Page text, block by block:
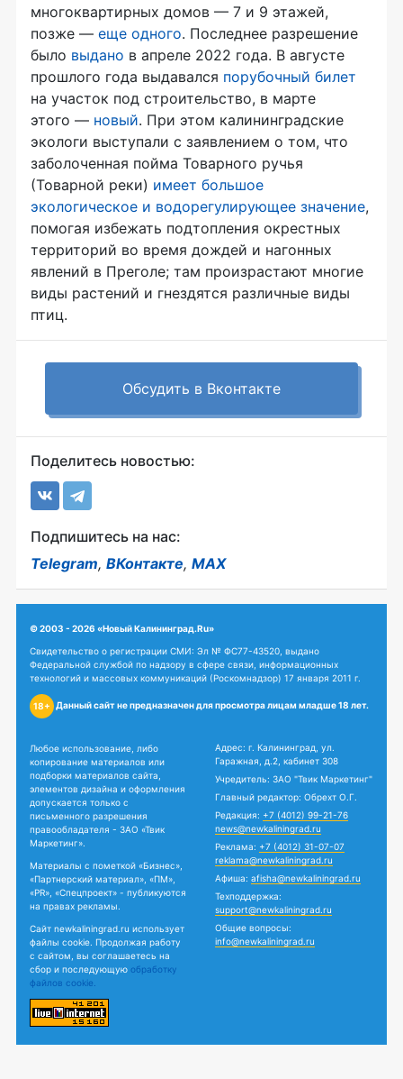
многоквартирных домов — 7 и 9 этажей,
позже — еще одного. Последнее разрешение
было выдано в апреле 2022 года. В августе
прошлого года выдавался порубочный билет
на участок под строительство, в марте
этого — новый. При этом калининградские
экологи выступали с заявлением о том, что
заболоченная пойма Товарного ручья
(Товарной реки) имеет большое
экологическое и водорегулирующее значение,
помогая избежать подтопления окрестных
территорий во время дождей и нагонных
явлений в Преголе; там произрастают многие
виды растений и гнездятся различные виды
птиц.
Обсудить в Вконтакте
Поделитесь новостью:
Подпишитесь на нас:
Telegram, ВКонтакте, MAX
© 2003 - 2026 «Новый Калининград.Ru»
Свидетельство о регистрации СМИ: Эл № ФС77-43520, выдано
Федеральной службой по надзору в сфере связи, информационных
технологий и массовых коммуникаций (Роскомнадзор) 17 января 2011 г.
18+ Данный сайт не предназначен для просмотра лицам младше 18 лет.
Любое использование, либо
копирование материалов или
подборки материалов сайта,
элементов дизайна и оформления
допускается только с
письменного разрешения
правообладателя - ЗАО «Твик
Маркетинг».
Материалы с пометкой «Бизнес»,
«Партнерский материал», «ПМ»,
«PR», «Спецпроект» - публикуются
на правах рекламы.
Сайт newkaliningrad.ru использует
файлы cookie. Продолжая работу
с сайтом, вы соглашаетесь на
сбор и последующую обработку
файлов cookie.
Адрес: г. Калининград, ул.
Гаражная, д.2, кабинет 308
Учредитель: ЗАО "Твик Маркетинг"
Главный редактор: Обрехт О.Г.
Редакция: +7 (4012) 99-21-76
news@newkaliningrad.ru
Реклама: +7 (4012) 31-07-07
reklama@newkaliningrad.ru
Афиша: afisha@newkaliningrad.ru
Техподдержка:
support@newkaliningrad.ru
Общие вопросы:
info@newkaliningrad.ru